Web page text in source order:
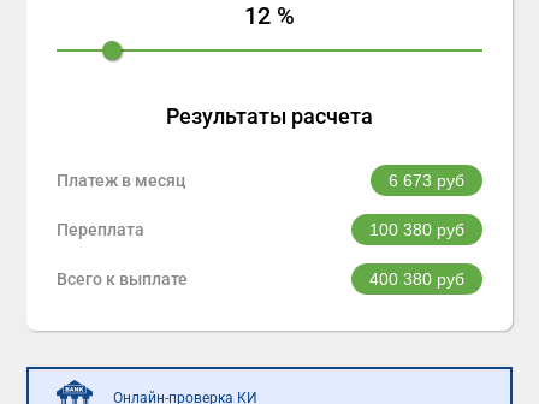
12 %
Результаты расчета
Платеж в месяц 6 673 руб
Переплата 100 380руб
Всего к выплате 400 380руб
Онлайн-проверка КИ